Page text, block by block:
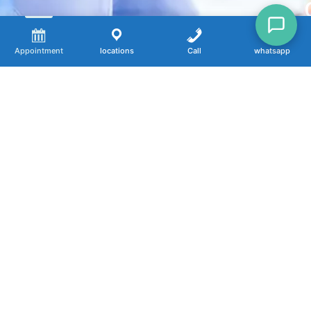
Appointment locations Call whatsapp